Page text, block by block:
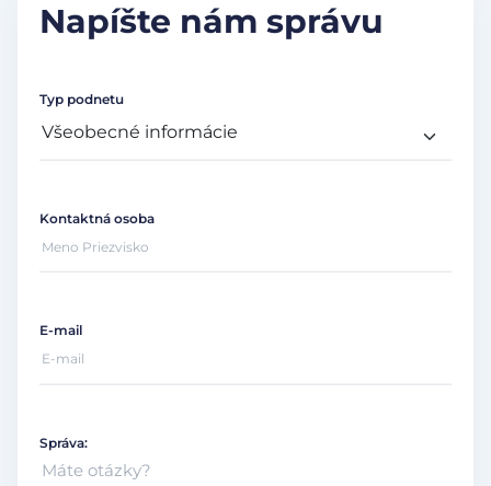
Napíšte nám správu
Typ podnetu
Kontaktná osoba
E-mail
Správa: